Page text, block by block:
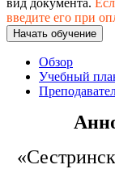
Техника-
вид документа.
введите его при
Начать обучение
Обзор
Учебный